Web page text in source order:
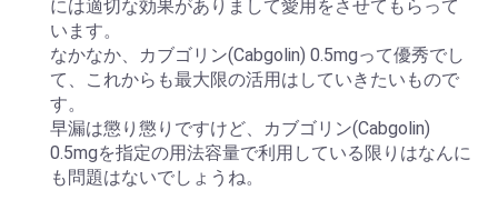
には適切な効果がありまして愛用をさせてもらって
います。
なかなか、カブゴリン(Cabgolin) 0.5mgって優秀でし
て、これからも最大限の活用はしていきたいもので
す。
早漏は懲り懲りですけど、カブゴリン(Cabgolin)
0.5mgを指定の用法容量で利用している限りはなんに
も問題はないでしょうね。